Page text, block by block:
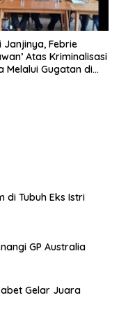
Janjinya, Febrie
Atas Kriminalisasi
Melalui Gugatan di
di Tubuh Eks Istri
GP Australia
Gelar Juara